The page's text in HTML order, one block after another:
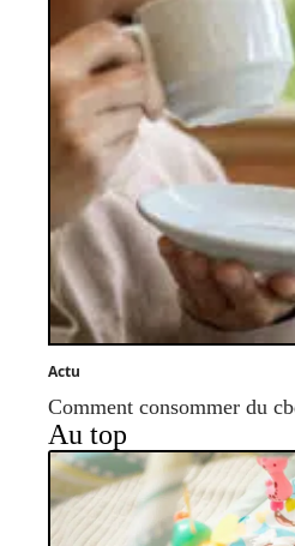
Actu
Comment consommer du
Au top